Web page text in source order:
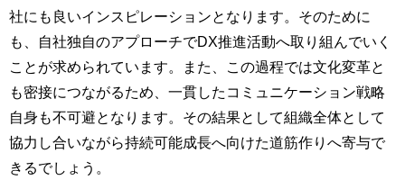
社にも良いインスピレーションとなります。そのために
も、自社独自のアプローチでDX推進活動へ取り組んでいく
ことが求められています。また、この過程では文化変革と
も密接につながるため、一貫したコミュニケーション戦略
自身も不可避となります。その結果として組織全体として
協力し合いながら持続可能成長へ向けた道筋作りへ寄与で
きるでしょう。